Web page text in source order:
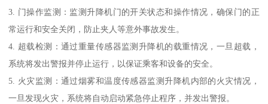
3. 门操作监测：监测升降机门的开关状态和操作情况，确保门的正
常运行和安全关闭，防止夹人等意外事故发生。
4. 超载检测：通过重量传感器监测升降机的载重情况，一旦超载，
系统将发出警报并停止运行，以保证乘客和设备的安全。
5. 火灾监测：通过烟雾和温度传感器监测升降机内部的火灾情况，
一旦发现火灾，系统将自动启动紧急停止程序，并发出警报。